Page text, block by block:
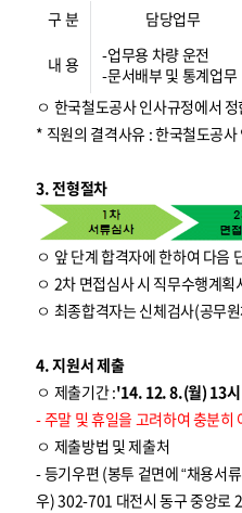
구 분
담당업무
내 용
-업무용 차량 운전
-문서배부 및 통계업무
ㅇ 한국철도공사 인사규정에서
* 직원의 결격사유 : 한국철도공
3. 전형절차
ㅇ 앞 단계 합격자에 한하여 다음
ㅇ 2차 면접심사 시 직무수행계획
ㅇ 최종합격자는 신체검사(공무
4. 지원서 제출
ㅇ 제출기간 :'14. 12. 8.(월) 13시
- 주말 및 휴일을 고려하여 충분
ㅇ 제출방법 및 제출처
- 등기우편 (봉투 겉면에 “채용서
우) 302-701 대전시 동구 중앙로